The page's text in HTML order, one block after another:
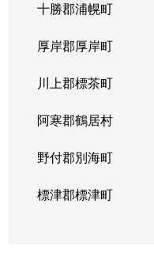
十勝郡浦幌町
厚岸郡厚岸町
川上郡標茶町
阿寒郡鶴居村
野付郡別海町
標津郡標津町